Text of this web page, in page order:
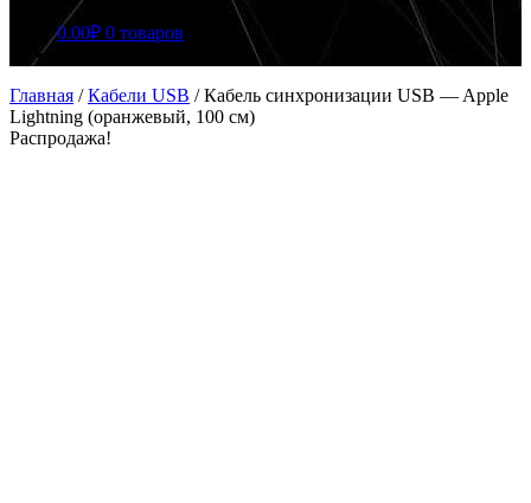
0.00₽ 0 товаров
Главная /Кабели USB /Кабель синхронизации USB — Apple
Lightning (оранжевый, 100 см)
Распродажа!